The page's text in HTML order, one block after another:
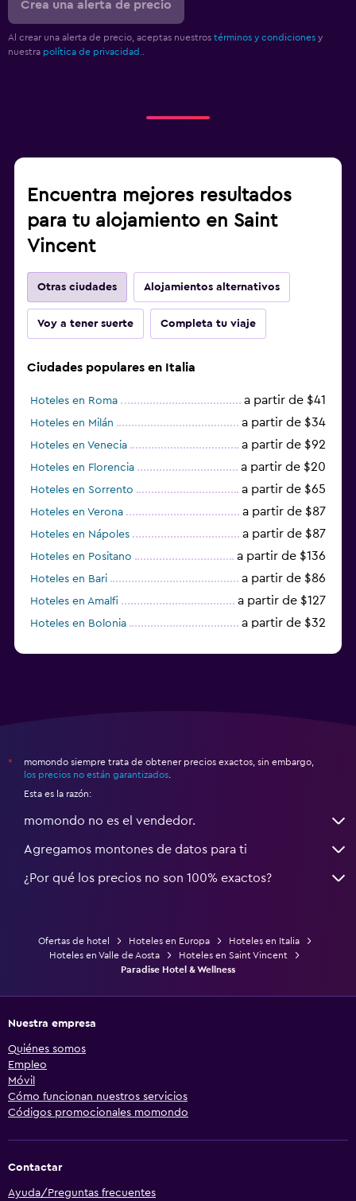
Crea una alerta de precio
Al crear una alerta de precio, aceptas nuestros términos y condiciones y
nuestra política de privacidad.
Encuentra mejores resultados
para tu alojamiento en Saint
Vincent
Otras ciudades Alojamientos alternativos
Voy a tener suerte Completa tu viaje
Ciudades populares en Italia
Hoteles en Roma a partir de $41
Hoteles en Milán a partir de $34
Hoteles en Venecia a partir de $92
Hoteles en Florencia a partir de $20
Hoteles en Sorrento a partir de $65
Hoteles en Verona a partir de $87
Hoteles en Nápoles a partir de $87
Hoteles en Positano a partir de $136
Hoteles en Bari a partir de $86
Hoteles en Amalfi a partir de $127
Hoteles en Bolonia a partir de $32
*
momondo siempre trata de obtener precios exactos, sin embargo,
los precios no están garantizados
Esta es la razón:
momondo no es el vendedor.
Agregamos montones de datos para ti
¿Por qué los precios no son 100% exactos?
Ofertas de hotel Hoteles en Europa
Hoteles en Italia
Hoteles en Valle de Aosta
Hoteles en Saint Vincent
Paradise Hotel & Wellness
Nuestra empresa
Quiénes somos
Empleo
Móvil
Cómo funcionan nuestros servicios
Códigos promocionales momondo
Contactar
Ayuda/Preguntas frecuentes